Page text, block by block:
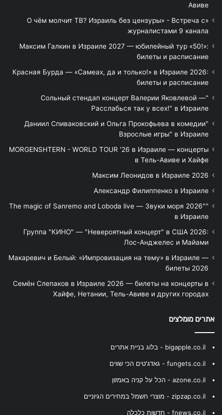
Авиве
«О чём молчит ТВ? Израиль без цензуры» - Встреча с
журналистами 9 канала
Максим Галкин в Израиле 2027 — юбилейный тур «50!»:
билеты и расписание
Красная Бурда — «Самеах, да и только!» в Израиле 2026:
билеты и расписание
"Сольный стендап концерт Валерии Яковлевой —
Расслабься так у всех!" в Израиле
"Даниил Спиваковский и Ольга Прокофьева в комедии
Взрослые игры" в Израиле
MORGENSHTERN - WORLD TOUR '26 в Израиле — концерты
в Тель-Авиве и Хайфе
Максим Леонидов в Израиле 2026
Александр Филиппенко в Израиле
"The magic of Sanremo and Loboda live — Звуки моря 2026"
в Израиле
Группа "КИНО" — "Невероятный концерт" в США 2026:
Лос-Анджелес и Майами
Макаревич и Белый: «Импровизация на тему» в Израиле —
билеты 2026
Семён Слепаков в Израиле 2026 — билеты на концерты в
Хайфе, Нетании, Тель-Авиве и других городах
אתרים מומלצים
bigapple.co.il - בלוג בניית אתרים
fungets.co.il - גאדג'טים הכי שווים
azone.co.il - הכל על קניה באמזון
zipzap.co.il - מוצרי חשמל במחירים הגיוניים
fnews.co.il - חדשות כלכלה